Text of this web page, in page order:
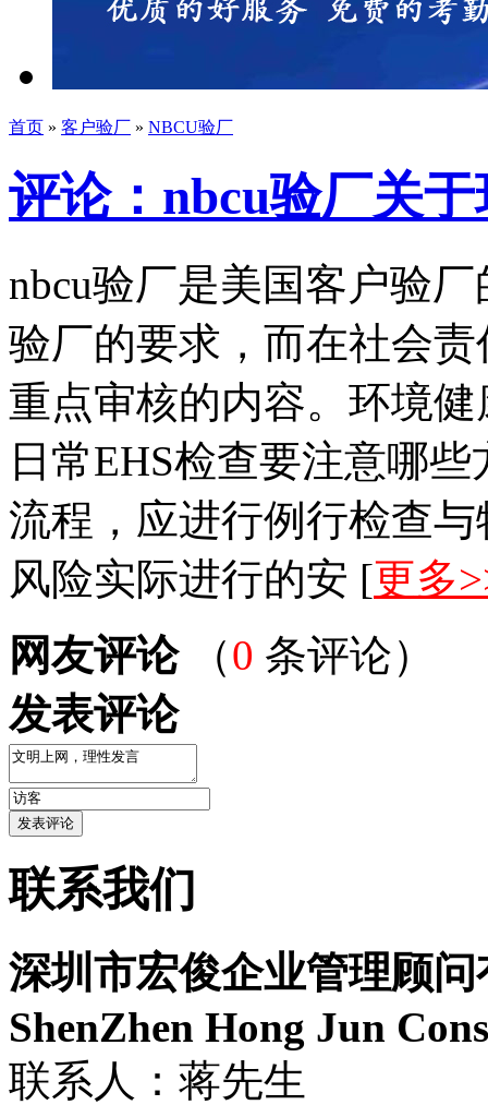
首页 » 客户验厂 » NBCU验厂
评论：nbcu验厂关
nbcu验厂是美国客户验
验厂的要求，而在社会
重点审核的内容。环境
日常EHS检查要注意哪
流程，应进行例行检查
风险实际进行的安 [更多
网友评论（0 条评论）
发表评论
联系我们
深圳市宏俊企业管理顾
ShenZhen Hong Jun
联系人：蒋先生